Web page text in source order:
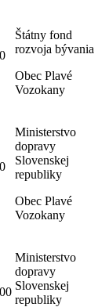
Štátny fond
rozvoja bývania
Obec Plavé
Vozokany
Ministerstvo
dopravy
Slovenskej
republiky
Obec Plavé
Vozokany
Ministerstvo
dopravy
Slovenskej
republiky